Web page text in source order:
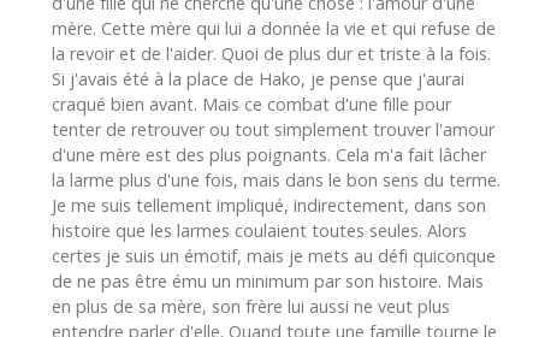
mère. Cette mère qui lui a donnée la vie et qui refuse de
la revoir et de l'aider. Quoi de plus dur et triste à la fois.
Si j'avais été à la place de Hako, je pense que j'aurai
craqué bien avant. Mais ce combat d'une fille pour
tenter de retrouver ou tout simplement trouver l'amour
d'une mère est des plus poignants. Cela m'a fait lâcher
la larme plus d'une fois, mais dans le bon sens du terme.
Je me suis tellement impliqué, indirectement, dans son
histoire que les larmes coulaient toutes seules. Alors
certes je suis un émotif, mais je mets au défi quiconque
de ne pas être ému un minimum par son histoire. Mais
en plus de sa mère, son frère lui aussi ne veut plus
entendre parler d'elle. Quand toute une famille tourne le